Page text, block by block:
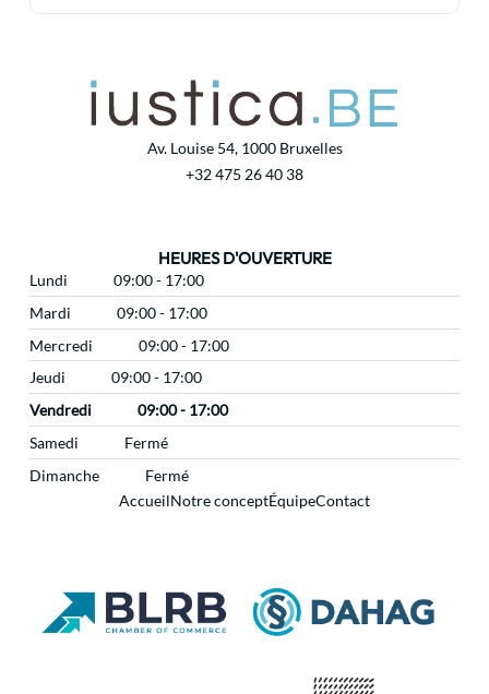
Av. Louise 54, 1000 Bruxelles
+32 475 26 40 38
HEURES D'OUVERTURE
Lundi
09:00 - 17:00
Mardi
09:00 - 17:00
Mercredi
09:00 - 17:00
Jeudi
09:00 - 17:00
Vendredi
09:00 - 17:00
Samedi
Fermé
Dimanche
Fermé
AccueilNotre conceptÉquipeContact